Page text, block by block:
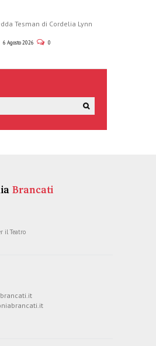
Tesman di Cordelia Lynn
6 Agosto 2026 0
il Teatro